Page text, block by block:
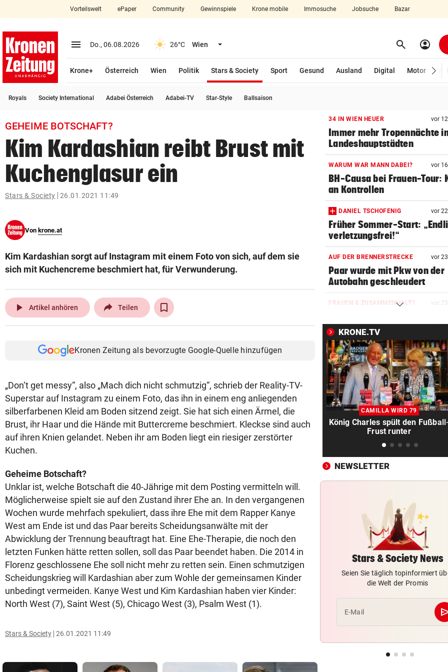
closeSchließen
account_circle Anmelden
arrow_right
bookmark
Suchbegriff
eingeben
© Krone Multimedia GmbH & Co KG 2026
Vorteilswelt ePaper Community Gewinnspiele Krone mobile Immosuche Jobsuche Bazar
menu Menü aufklappen
Do., 06.08.2026 26°C Wien Menü aufklappen search Suchen
account_circle
Krone+ Österreich Wien Politik Stars & Society
Sport
Gesund Ausland Digital Motor
Royals Society International Adabei Österreich Adabei-TV Star-Style Ballsaison
GEHEIME BOTSCHAFT?
Kim Kardashian reibt Brust mit
Kuchenglasur ein
Stars & Society 26.01.2021 11:49
Von krone.at
Kim Kardashian sorgt auf Instagram mit einem Foto von sich, auf dem sie
sich mit Kuchencreme beschmiert hat, für Verwunderung.
play_arrow Artikel anhören Teilen
Kronen Zeitung als bevorzugte Google-Quelle hinzufügen
„Don‘t get messy“, also „Mach dich nicht schmutzig“, schrieb der Reality-TV-
Superstar auf Instagram zu einem Foto, das ihn in einem eng anliegenden
silberfarbenen Kleid am Boden sitzend zeigt. Sie hat sich einen Ärmel, die
Brust, ihr Haar und die Hände mit Buttercreme beschmiert. Kleckse sind auch
auf ihren Knien gelandet. Neben ihr am Boden liegt ein riesiger zerstörter
Kuchen.
Geheime Botschaft?
Unklar ist, welche Botschaft die 40-Jährige mit dem Posting vermitteln will.
Möglicherweise spielt sie auf den Zustand ihrer Ehe an. In den vergangenen
Wochen wurde mehrfach spekuliert, dass ihre Ehe mit dem Rapper Kanye
West am Ende ist und das Paar bereits Scheidungsanwälte mit der
Abwicklung der Trennung beauftragt hat. Eine Ehe-Therapie, die noch den
letzten Funken hätte retten sollen, soll das Paar beendet haben. Die 2014 in
Florenz geschlossene Ehe soll nicht mehr zu retten sein. Einen schmutzigen
Scheidungskrieg will Kardashian aber zum Wohle der gemeinsamen Kinder
unbedingt vermeiden. Kanye West und Kim Kardashian haben vier Kinder:
North West (7), Saint West (5), Chicago West (3), Psalm West (1).
Stars & Society 26.01.2021 11:49
34 IN WIEN HEUER vor
Immer mehr Tropennächte
Landeshauptstädten
WARUM WAR MANN DABEI? vor
BH-Causa bei Frauen-Tour:
an Kontrollen
DANIEL TSCHOFENIG vor
Früher Sommer-Start:
verletzungsfrei!“
AUF DER BRENNERSTRECKE vor
Paar wurde mit Pkw von der
Autobahn geschleudert
FRAUEN & ZUSAMMENHALT? vor
nicht das Problem“
KEIN REGEN IN SICHT vor 23
Salzburgs Gemeinden
immer weiter aus
„KRONE“-KOLUMNE vor
Vertrauen erreicht, was
niemals vermag
„Falcon 9“-Schrottteil auf
Mond eingeschlagen
„Das Skifahren am
bald aufhören!“
RAPID IM EUROPACUP
„Wir kämpfen für Österreich –
sonst sinkt Niveau!“
SUCHAKTION IM BODENSEE
CHAMPIONS-LEAGUE-TRAUM vor
KRONE.TV
CAMILLA WIRD 79
König Charles spült den
Frust runter
NEWSLETTER
Stars & Society News
Seien Sie täglich topinformiert
die Welt der Promis
E-Mail